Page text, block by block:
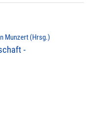
Munzert (Hrsg.)
-